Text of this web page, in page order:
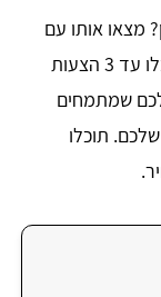
מצאו אותו עם
הנדימן פלוס. התקשרו או השאירו פרטים וקבלו עד 3 הצעות
שמתמחים
תוכלו